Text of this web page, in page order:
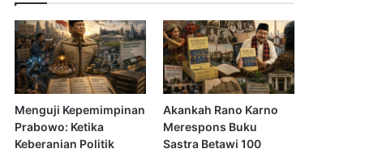
Menguji Kepemimpinan
Prabowo: Ketika
Keberanian Politik
Akankah Rano Karno
Merespons Buku
Sastra Betawi 100